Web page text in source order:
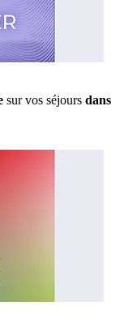
sur vos séjours dans